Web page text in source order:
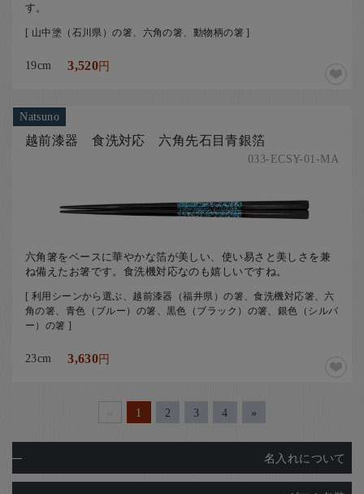
す。
[ 山中塗（石川県）の箸、六角の箸、動物柄の箸 ]
19cm 3,520円
Natsuno
越前漆器 食洗対応 六角先石目青銀箔
033-ECSY-01-MA
六角箸をベースに華やかな箔が美しい、使い易さと美しさを兼
ね備えたお箸です。食洗機対応なのも嬉しいですね。
[ 利用シーンから選ぶ、越前漆器（福井県）の箸、食洗機対応箸、六
角の箸、青色（ブルー）の箸、黒色（ブラック）の箸、銀色（シルバ
ー）の箸 ]
23cm 3,630円
« 1 2 3 4 »
名入れについて